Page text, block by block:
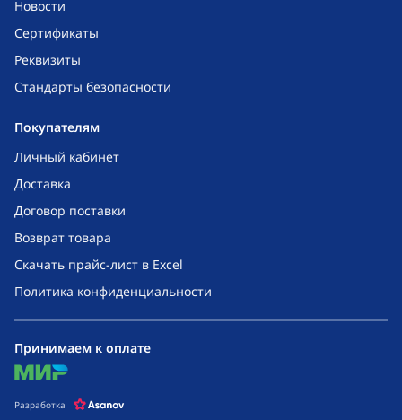
Новости
Сертификаты
Реквизиты
Стандарты безопасности
Покупателям
Личный кабинет
Доставка
Договор поставки
Возврат товара
Скачать прайс-лист в Excel
Политика конфиденциальности
Принимаем к оплате
mir
Разработка